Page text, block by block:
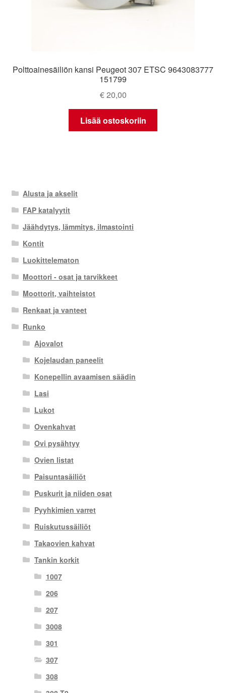
Polttoainesäiliön kansi Peugeot 307 ETSC 9643083777
151799
€20,00
Lisää ostoskoriin
Alusta ja akselit
FAP katalyytit
Jäähdytys, lämmitys, ilmastointi
Kontit
Luokittelematon
Moottori - osat ja tarvikkeet
Moottorit, vaihteistot
Renkaat ja vanteet
Runko
Ajovalot
Kojelaudan paneelit
Konepellin avaamisen säädin
Lasi
Lukot
Ovenkahvat
Ovi pysähtyy
Ovien listat
Paisuntasäiliöt
Puskurit ja niiden osat
Pyyhkimien varret
Ruiskutussäiliöt
Takaovien kahvat
Tankin korkit
1007
206
207
3008
301
307
308